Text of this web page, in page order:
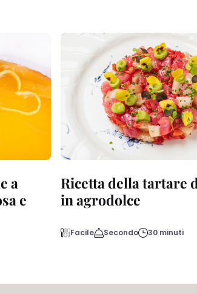
a
e
Ricetta della tartare
in agrodolce
Facile Secondo 30 minuti